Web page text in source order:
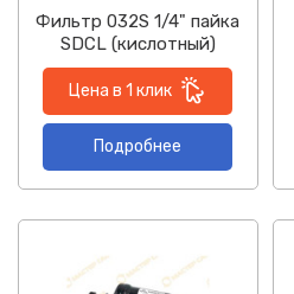
Фильтр 032S 1/4" пайка
SDCL (кислотный)
Цена в 1 клик
Подробнее